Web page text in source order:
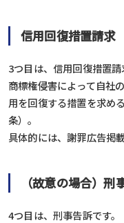
信用回復措置請求
3つ目は、信用回復措置請
商標権侵害によって自社
用を回復する措置を求め
条）。
具体的には、謝罪広告掲
（故意の場合）刑
4つ目は、刑事告訴です。